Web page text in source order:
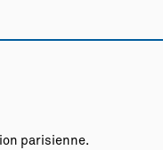
parisienne.